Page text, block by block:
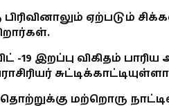
ஏற்படும்
-19 இறப்பு விகிதம்
மற்றொரு